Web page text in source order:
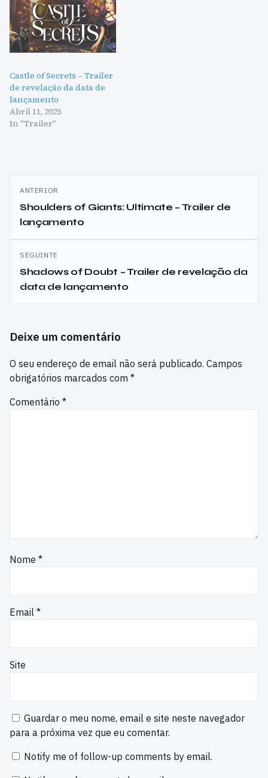
Castle of Secrets – Trailer
de revelação da data de
lançamento
Abril 11, 2025
In "Trailer"
Navegação
de
artigos
ANTERIOR
Shoulders of Giants: Ultimate – Trailer de
lançamento
SEGUINTE
Shadows of Doubt – Trailer de revelação da
data de lançamento
Deixe um comentário
O seu endereço de email não será publicado. Campos
obrigatórios marcados com *
Comentário *
Nome *
Email *
Site
Guardar o meu nome, email e site neste navegador
para a próxima vez que eu comentar.
Notify me of follow-up comments by email.